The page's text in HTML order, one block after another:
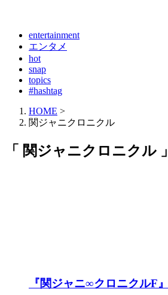
entertainment
エンタメ
hot
snap
topics
#hashtag
HOME >
関ジャニクロニクル
「 関ジャニクロニクル
『関ジャニ∞クロニクルF